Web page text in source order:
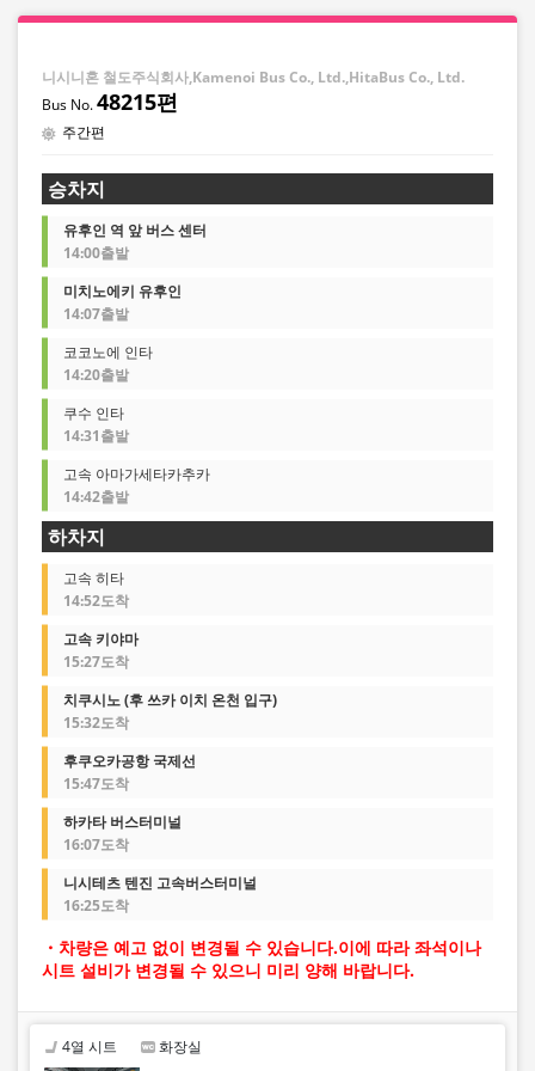
니시니혼 철도주식회사,Kamenoi Bus Co., Ltd.,HitaBus Co., Ltd.
48215편
주간편
승차지
유후인 역 앞 버스 센터
14:00출발
미치노에키 유후인
14:07출발
코코노에 인타
14:20출발
쿠수 인타
14:31출발
고속 아마가세타카추카
14:42출발
하차지
고속 히타
14:52도착
고속 키야마
15:27도착
치쿠시노 (후 쓰카 이치 온천 입구)
15:32도착
후쿠오카공항 국제선
15:47도착
하카타 버스터미널
16:07도착
니시테츠 텐진 고속버스터미널
16:25도착
・차량은 예고 없이 변경될 수 있습니다.이에 따라 좌석이나
시트 설비가 변경될 수 있으니 미리 양해 바랍니다.
4열 시트 화장실